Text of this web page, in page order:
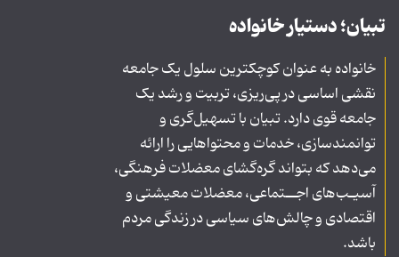
تبیان؛ دستیار خانواده
خانواده به عنوان کوچکترین سلول یک جامعه
نقشی اساسی در پی‌ریزی، تربیت و رشد یک
جامعه قوی دارد. تبیان با تسهیل‌گری و
توانمندسازی، خدمات و محتواهایی را ارائه
می‌دهد که بتواند گره‌گشای معضلات فرهنگی،
آسیـب‌های اجــتماعی، معضلات معیشتی و
اقتصادی و چالش‌های سیاسی در زندگی مردم
باشد.